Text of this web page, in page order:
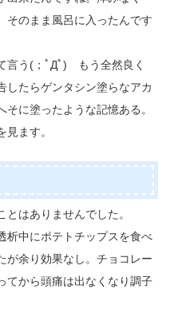
そのまま風呂に入ったんです
言う(；ﾟДﾟ) もう全然良く
したらゲンタシン塗らなアカ
に塗ったような記憶ある。
ます。
はありませんでした。
析中にポテトチップスを食べ
が余り効果なし。チョコレー
てから頭痛は出なくなり調子